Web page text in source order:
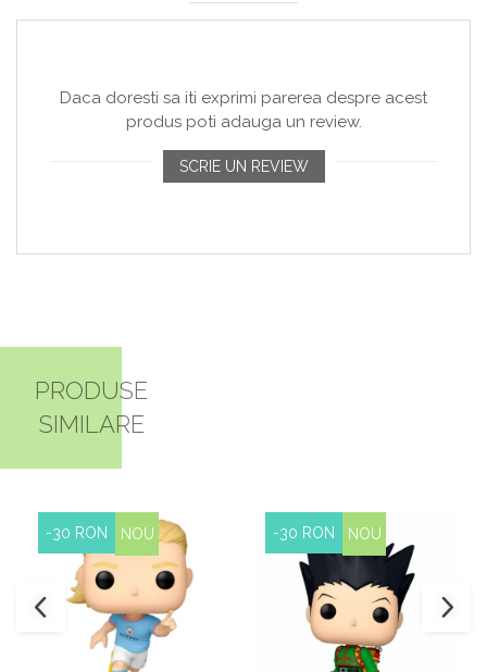
Daca doresti sa iti exprimi parerea despre acest
produs poti adauga un review.
SCRIE UN REVIEW
PRODUSE
SIMILARE
-30 RON NOU -30 RON NOU